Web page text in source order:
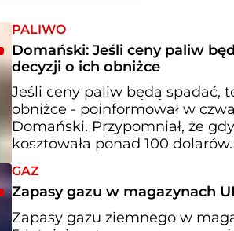
PALIWO
Domański: Jeśli ceny paliw
decyzji o ich obniżce
Jeśli ceny paliw będą spadać,
obniżce - poinformował w
Domański. Przypomniał, że
kosztowała ponad 100 dolarów.
GAZ
Zapasy gazu w magazynach
Zapasy gazu ziemnego w